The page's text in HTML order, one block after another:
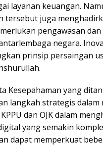
layanan keuangan.
tersebut juga
pengawasan
negara.
prinsip persaingan
Kesepahaman yang
langkah strategis dalam
dan OJK dalam
yang semakin
dapat memperkuat